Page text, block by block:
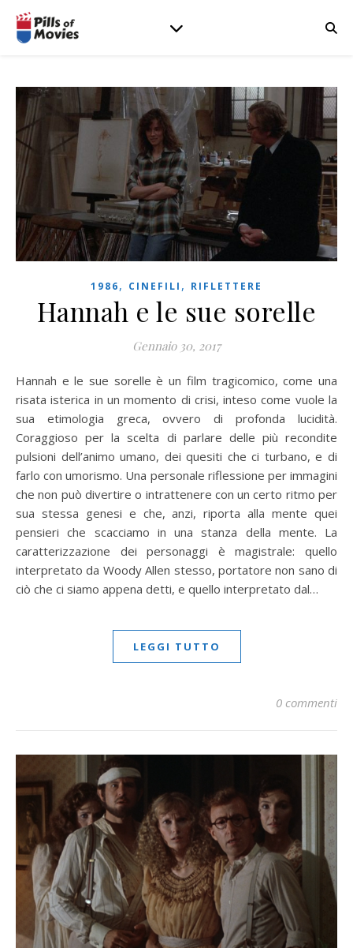
1986, CINEFILI , RIFLETTERE
Hannah e le sue sorelle
Gennaio 30, 2017
Hannah e le sue sorelle è un film tragicomico, come una
risata isterica in un momento di crisi, inteso come vuole la
sua etimologia greca, ovvero di profonda lucidità.
Coraggioso per la scelta di parlare delle più recondite
pulsioni dell’animo umano, dei quesiti che ci turbano, e di
farlo con umorismo. Una personale riflessione per immagini
che non può divertire o intrattenere con un certo ritmo per
sua stessa genesi e che, anzi, riporta alla mente quei
pensieri che scacciamo in una stanza della mente. La
caratterizzazione dei personaggi è magistrale: quello
interpretato da Woody Allen stesso, portatore non sano di
ciò che ci siamo appena detti, e quello interpretato dal…
LEGGI TUTTO
0 commenti